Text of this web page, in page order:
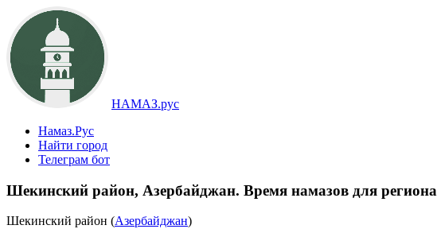
НАМАЗ.рус
Намаз.Рус
Найти город
Телеграм бот
Шекинский район, Азербайджан. Время намазов для региона
Шекинский район (Азербайджан)